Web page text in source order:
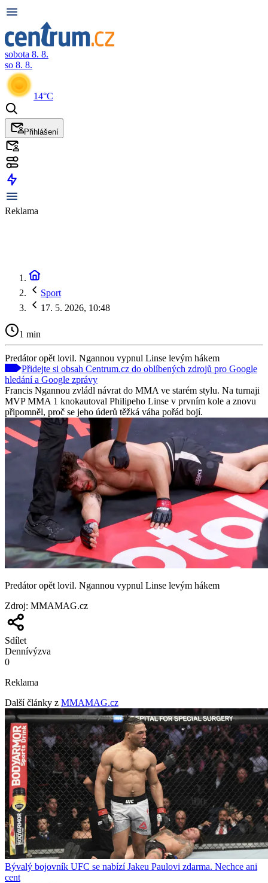
sobota 8. 8.
so 8. 8.
14°C
Přihlášení
Reklama
Sport
17. 5. 2026, 10:48
1 min
Predátor opět lovil. Ngannou vypnul Linse levým hákem
Přidejte si obsah Centrum.cz do oblíbených zdrojů pro Google
hledání a Google zprávy
Francis Ngannou zvládl návrat do MMA ve starém stylu. Na turnaji
MVP MMA 1 knokautoval Philipeho Linse v prvním kole a znovu
připomněl, proč se jeho úderů těžká váha pořád bojí.
Predátor opět lovil. Ngannou vypnul Linse levým hákem
Zdroj: MMAMAG.cz
Sdílet
Dennívýzva
0
Reklama
Další články z MMAMAG.cz
Bývalý bojovník UFC se nabízí Jakeu Paulovi zdarma. Nechce ani
cent